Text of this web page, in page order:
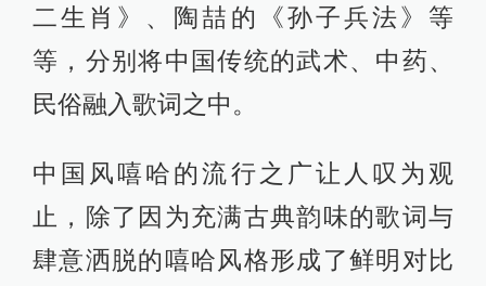
二生肖》、陶喆的《孙子兵法》等
等，分别将中国传统的武术、中药、
民俗融入歌词之中。
中国风嘻哈的流行之广让人叹为观
止，除了因为充满古典韵味的歌词与
肆意洒脱的嘻哈风格形成了鲜明对比